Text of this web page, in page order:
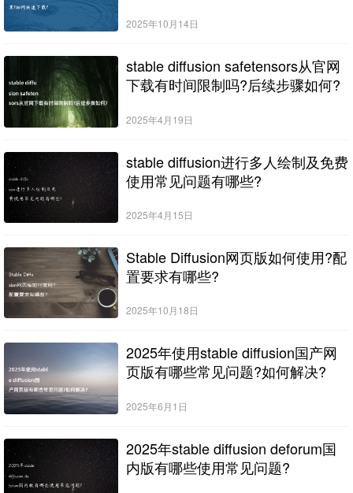
2025年10月14日
stable diffusion safetensors从官网
下载有时间限制吗?后续步骤如何?
2025年4月19日
stable diffusion进行多人绘制及免费
使用常见问题有哪些?
2025年4月15日
Stable Diffusion网页版如何使用?配
置要求有哪些?
2025年10月18日
2025年使用stable diffusion国产网
页版有哪些常见问题?如何解决?
2025年6月1日
2025年stable diffusion deforum国
内版有哪些使用常见问题?